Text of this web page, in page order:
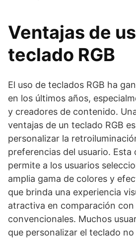
Ventajas de
teclado RGB
El uso de teclados RGB ha
en los últimos años,
y creadores de contenido.
ventajas de un teclado RGB
personalizar la
preferencias del usuario. Esta
permite a los usuarios
amplia gama de colores y
que brinda una experiencia
atractiva en comparación
convencionales. Muchos
que personalizar el teclado